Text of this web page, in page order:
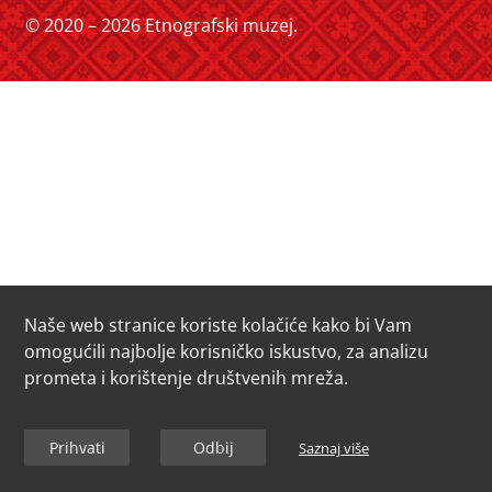
© 2020 – 2026 Etnografski muzej.
Naše web stranice koriste kolačiće kako bi Vam
omogućili najbolje korisničko iskustvo, za analizu
prometa i korištenje društvenih mreža.
Prihvati Odbij Saznaj više